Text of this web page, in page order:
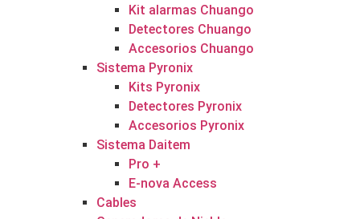
Kit alarmas Chuango
Detectores Chuango
Accesorios Chuango
Sistema Pyronix
Kits Pyronix
Detectores Pyronix
Accesorios Pyronix
Sistema Daitem
Pro +
E-nova Access
Cables